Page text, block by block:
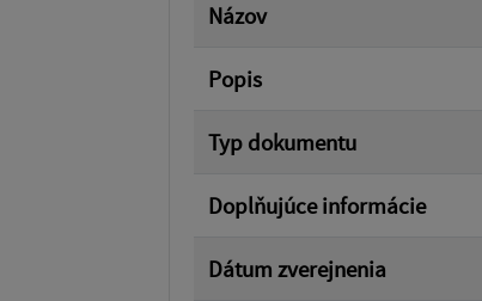
Názov
Popis
Typ dokumentu
Doplňujúce informácie
Dátum zverejnenia